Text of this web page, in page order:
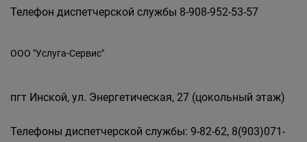
Телефон диспетчерской службы 8-908-952-53-57
ООО "Услуга-Сервис"
пгт Инской, ул. Энергетическая, 27 (цокольный этаж)
Телефоны диспетчерской службы: 9-82-62, 8(903)071-